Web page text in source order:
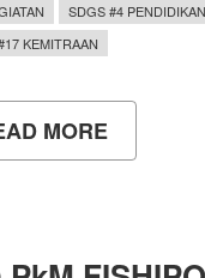
SDGS #4 PENDIDIKAN
KEMITRAAN
MORE
PPK